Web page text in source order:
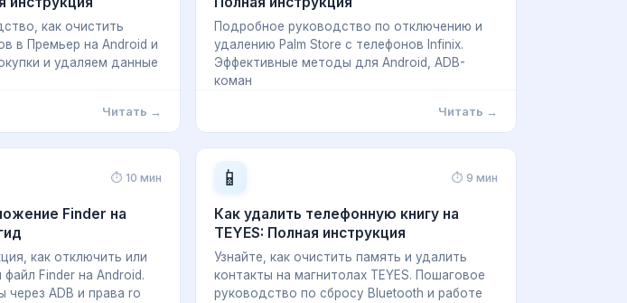
как очистить
в Премьер на Android и
и удаляем данные
Читать →
Подробное руководство по отключению и
удалению Palm Store с телефонов Infinix.
Эффективные методы для Android, ADB-
коман
Читать →
⏱ 10 мин
Finder на
как отключить или
Finder на Android.
через ADB и права ro
📱 ⏱ 9 мин
Как удалить телефонную книгу на
TEYES: Полная инструкция
Узнайте, как очистить память и удалить
контакты на магнитолах TEYES. Пошаговое
руководство по сбросу Bluetooth и работе